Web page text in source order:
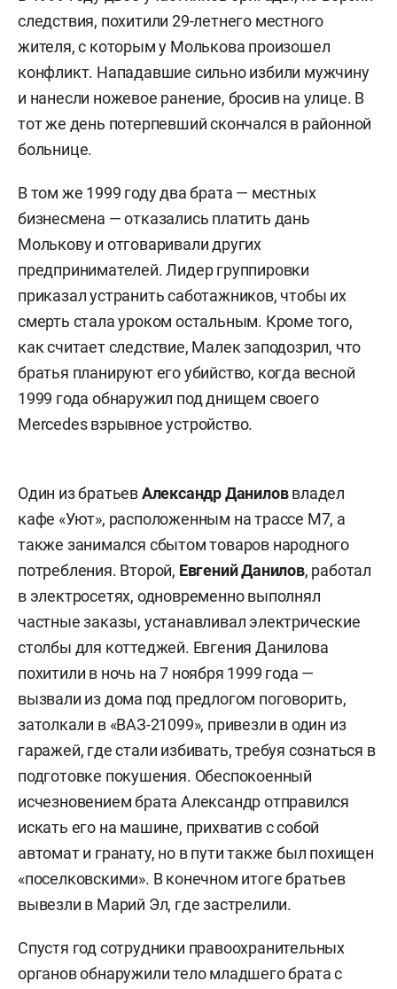
следствия, похитили 29-летнего местного
жителя, с которым у Молькова произошел
конфликт. Нападавшие сильно избили мужчину
и нанесли ножевое ранение, бросив на улице. В
тот же день потерпевший скончался в районной
больнице.
В том же 1999 году два брата — местных
бизнесмена — отказались платить дань
Молькову и отговаривали других
предпринимателей. Лидер группировки
приказал устранить саботажников, чтобы их
смерть стала уроком остальным. Кроме того,
как считает следствие, Малек заподозрил, что
братья планируют его убийство, когда весной
1999 года обнаружил под днищем своего
Merсedes взрывное устройство.
Один из братьевАлександр Даниловвладел
кафе «Уют», расположенным на трассе М7, а
также занимался сбытом товаров народного
потребления. Второй, Евгений Данилов, работал
в электросетях, одновременно выполнял
частные заказы, устанавливал электрические
столбы для коттеджей. Евгения Данилова
похитили в ночь на 7 ноября 1999 года —
вызвали из дома под предлогом поговорить,
затолкали в «ВАЗ-21099», привезли в один из
гаражей, где стали избивать, требуя сознаться в
подготовке покушения. Обеспокоенный
исчезновением брата Александр отправился
искать его на машине, прихватив с собой
автомат и гранату, но в пути также был похищен
«поселковскими». В конечном итоге братьев
вывезли в Марий Эл, где застрелили.
Спустя год сотрудники правоохранительных
органов обнаружили тело младшего брата с